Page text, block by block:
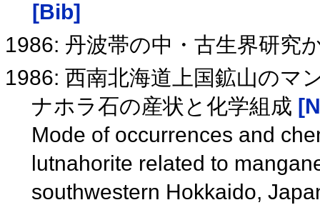
[Bib]
1986: 丹波帯の中・古生界研究
1986: 西南北海道上国鉱山のマ
ナホラ石の産状と化学組成
Mode of occurrences and
lutnahorite related to
southwestern Hokkaido,